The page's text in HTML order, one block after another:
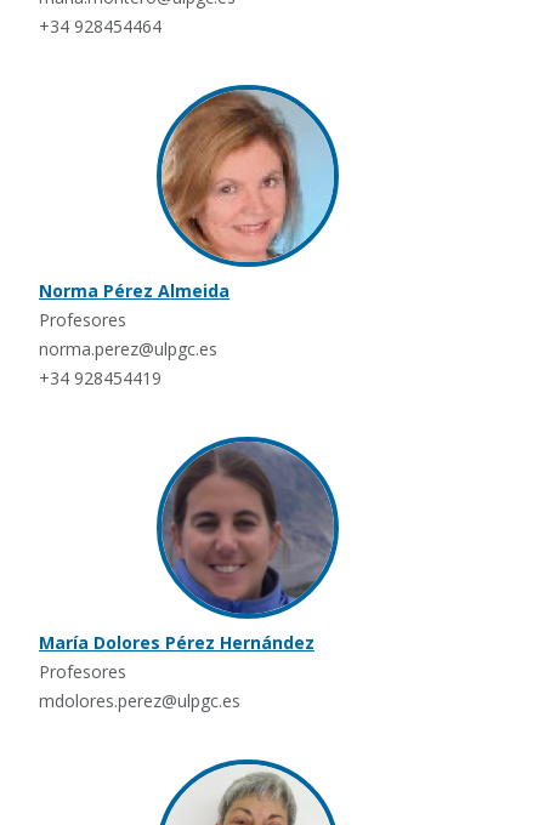
+34 928454464
Norma Pérez Almeida
Profesores
norma.perez@ulpgc.es
+34 928454419
María Dolores Pérez Hernández
Profesores
mdolores.perez@ulpgc.es